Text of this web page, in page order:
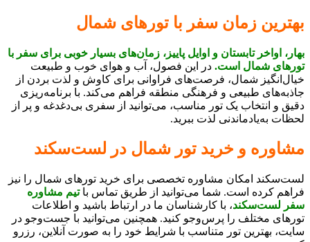
بهترین زمان سفر با تورهای شمال
بهار، اواخر تابستان و اوایل پاییز، زمان‌های بسیار خوبی برای سفر با
تورهای شمال است. در این فصول، آب و هوای خوب و طبیعت
خیال‌انگیز شمال، فرصت‌های فراوانی برای کاوش و لذت بردن از
جاذبه‌های طبیعی و فرهنگی منطقه فراهم می‌کند. با برنامه‌ریزی
دقیق و انتخاب یک تور مناسب، می‌توانید از سفری بی‌دغدغه و پر از
لحظات به‌یادماندنی لذت ببرید.
مشاوره و خرید تور شمال در لست‌سکند
لست‌سکند امکان مشاوره تخصصی برای خرید تورهای شمال را نیز
فراهم کرده است. شما می‌توانید از طریق تماس باتیم مشاوره
سفر لست‌سکند، با کارشناسان ما در ارتباط باشید و اطلاعات
تورهای مختلف را پرس‌وجو کنید. همچنین می‌توانید با جست‌وجو در
سایت، بهترین تور متناسب با شرایط خود را به صورت آنلاین، رزرو